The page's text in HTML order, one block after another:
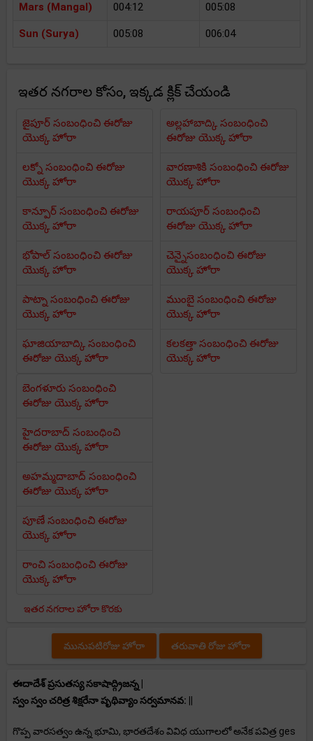
Mars (Mangal) 004:12 005:08
Sun (Surya) 005:08 006:04
ఇతర నగరాల కోసం, ఇక్కడ క్లిక్ చేయండి
జైపూర్ సంబంధించి ఈరోజు
యొక్క హోరా
లక్నో సంబంధించి ఈరోజు
యొక్క హోరా
కాన్పూర్ సంబంధించి ఈరోజు
యొక్క హోరా
భోపాల్ సంబంధించి ఈరోజు
యొక్క హోరా
పాట్నా సంబంధించి ఈరోజు
యొక్క హోరా
ఘాజియాబాద్కి సంబంధించి
ఈరోజు యొక్క హోరా
అల్లహాబాద్కి సంబంధించి
ఈరోజు యొక్క హోరా
వారణాశికి సంబంధించి ఈరోజు
యొక్క హోరా
రాయపూర్ సంబంధించి
ఈరోజు యొక్క హోరా
చెన్నైసంబంధించి ఈరోజు
యొక్క హోరా
ముంబై సంబంధించి ఈరోజు
యొక్క హోరా
కలకత్తా సంబంధించి ఈరోజు
యొక్క హోరా
బెంగళూరు సంబంధించి
ఈరోజు యొక్క హోరా
హైదరాబాద్ సంబంధించి
ఈరోజు యొక్క హోరా
అహమ్మదాబాద్ సంబంధించి
ఈరోజు యొక్క హోరా
పూణే సంబంధించి ఈరోజు
యొక్క హోరా
రాంచి సంబంధించి ఈరోజు
యొక్క హోరా
ఇతర నగరాల హోరా కొరకు
మునుపటిరోజు హోరా తరువాతి రోజు హోరా
ఈదాదేశ్ ప్రసుతస్య సకాషాద్గ్రిజన్న |
స్వం స్వం చరిత్ర శిక్షరేనా పృథివ్యాం సర్వమానవ: ||
గొప్ప వారసత్వం ఉన్న భూమి, భారతదేశం వివిధ యుగాలలో అనేక పవిత్ర ges